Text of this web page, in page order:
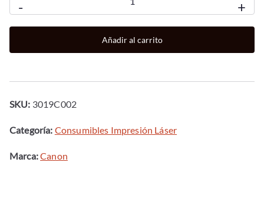
-
canon
055h
+
Añadir al carrito
SKU: 3019C002
Categoría: Consumibles Impresión Láser
Marca:Canon